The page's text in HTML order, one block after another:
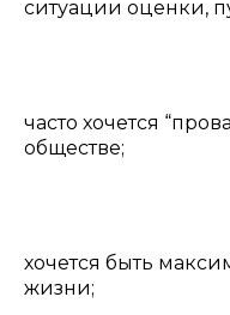
ситуации оценки,
часто хочется
обществе;
хочется быть
жизни;